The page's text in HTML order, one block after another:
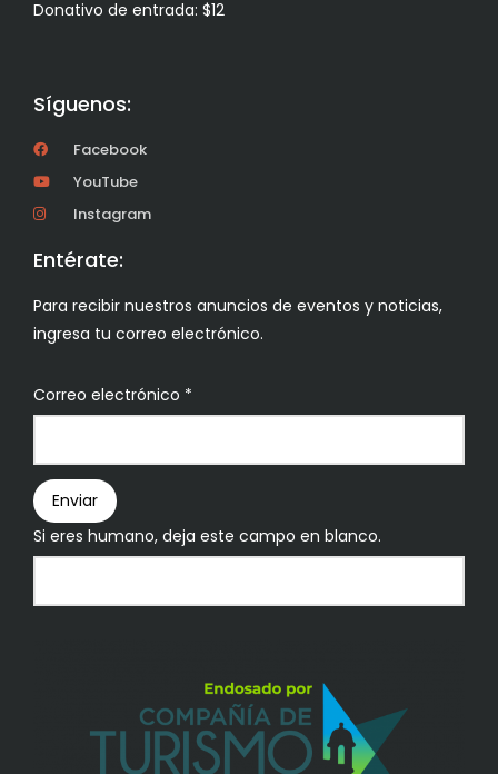
Donativo de entrada: $12
Síguenos:
Facebook
YouTube
Instagram
Entérate:
Para recibir nuestros anuncios de eventos y noticias,
ingresa tu correo electrónico.
Boletín
Correo electrónico *
Enviar
Si eres humano, deja este campo en blanco.